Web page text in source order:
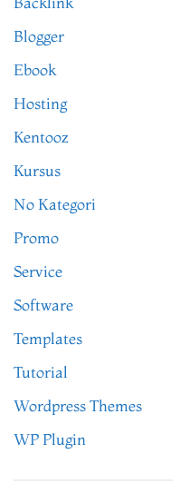
Blogger
Ebook
Hosting
Kentooz
Kursus
No Kategori
Promo
Service
Software
Templates
Tutorial
Wordpress Themes
WP Plugin